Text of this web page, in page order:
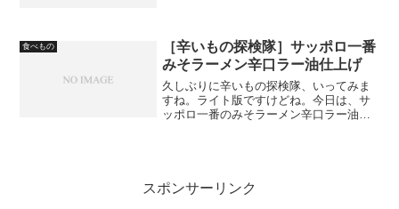
食べもの
［辛いもの探検隊］サッポロ一番
みそラーメン辛口ラー油仕上げ
久しぶりに辛いもの探検隊、いってみま
すね。ライト版ですけどね。今日は、サ
ッポロ一番のみそラーメン辛口ラー油仕
スポンサーリンク